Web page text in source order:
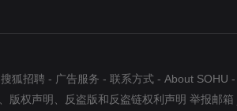
搜狐招聘 - 广告服务 - 联系方式 - About SOHU -
版权声明 反盗版和反盗链权利声明 举报邮箱